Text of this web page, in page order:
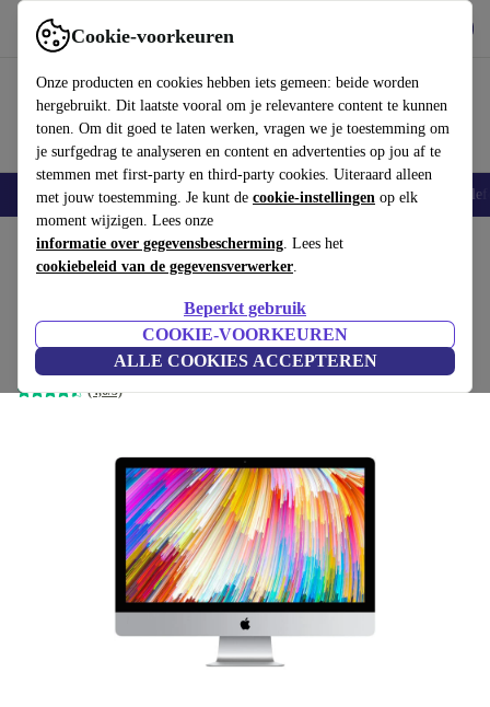
Cookie-voorkeuren
Onze producten en cookies hebben iets gemeen: beide worden
hergebruikt. Dit laatste vooral om je relevantere content te kunnen
tonen. Om dit goed te laten werken, vragen we je toestemming om
je surfgedrag te analyseren en content en advertenties op jou af te
stemmen met first-party en third-party cookies. Uiteraard alleen
met jouw toestemming. Je kunt de cookie-instellingen op elk
moment wijzigen. Lees onze
informatie over gegevensbescherming. Lees het
cookiebeleid van de gegevensverwerker.
Beperkt gebruik
COOKIE-VOORKEUREN
ALLE COOKIES ACCEPTEREN
Gebruik refurbed snel en eenvoudig
Smartphones Laptops Tablets Smartwatches Accessoires
Home Producten Desktop pc's Apple Mac
Apple iMac 5K 2017 | 27"
3.8 GHz | 16 GB | 2 TB Fusion Drive | Radeon Pro
580 | Apple Accessoires | DE
(4,6/5)
€569
€2699